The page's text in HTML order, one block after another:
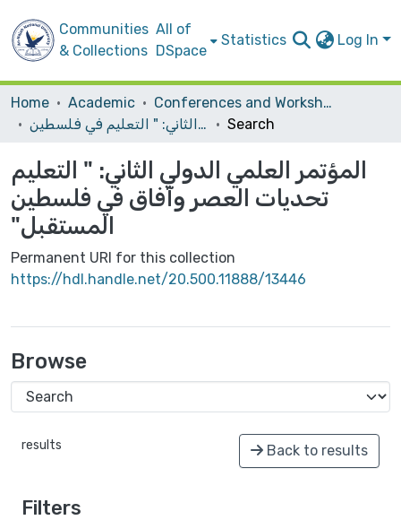
Communities
& Collections
All of
DSpace
Statistics Log In
Home Academic
Conferences and Workshops
المؤتمر العلمي الدولي الثاني: ‏" التعليم في فلسطين‎ ‎تحديات العصر وآفاق المستقبل"‏
Search
المؤتمر العلمي الدولي الثاني: ‏" التعليم
في فلسطين‎ ‎تحديات العصر وآفاق
المستقبل"‏
Permanent URI for this collection
https://hdl.handle.net/20.500.11888/13446
Browse
results Back to results
Filters